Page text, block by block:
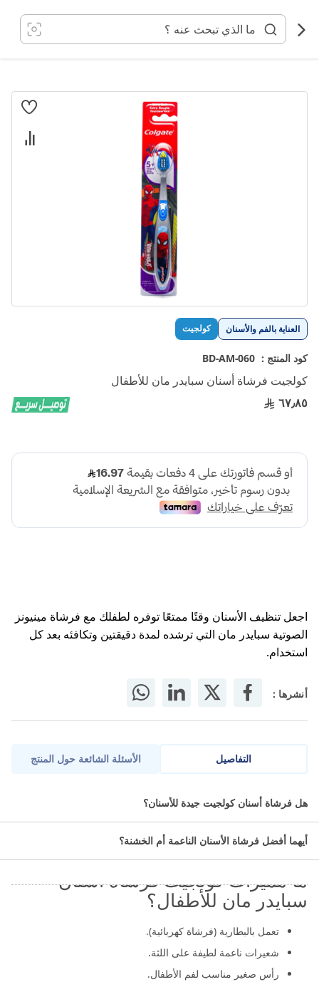
المحتوى
العناية بالفم والأسنان كولجيت
كود المنتج : BD-AM-060
كولجيت فرشاة أسنان سبايدر مان للأطفال
٦٧٫٨٥
اجعل تنظيف الأسنان وقتًا ممتعًا توفره لطفلك مع فرشاة مينيونز
الصوتية سبايدر مان التي ترشده لمدة دقيقتين وتكافئه بعد كل
استخدام.
أنشرها :
انتقل
تخطي
إلى
بداية
معرض
الصور
التفاصيل
في عالم العناية اليومية بصحة الفم، تلعب فرشاة الأسنان دورًا حاسمًا لا
طويلة، تبرز كولجيت كخيار موثوق لدى الملايين.للعنايه اليوميه بالفم
والحصول على اسنان نظيفه ونفس منعش والقضاء على التسوس
ما مميزات كولجيت فرشاة أسنان
سبايدر مان للأطفال؟
تعمل بالبطارية (فرشاة كهربائية).
شعيرات ناعمة لطيفة على اللثة.
رأس صغير مناسب لفم الأطفال.
الأسئلة الشائعة حول المنتج
هل فرشاة أسنان كولجيت جيدة للأسنان؟
أيهما أفضل فرشاة الأسنان الناعمة أم الخشنة؟